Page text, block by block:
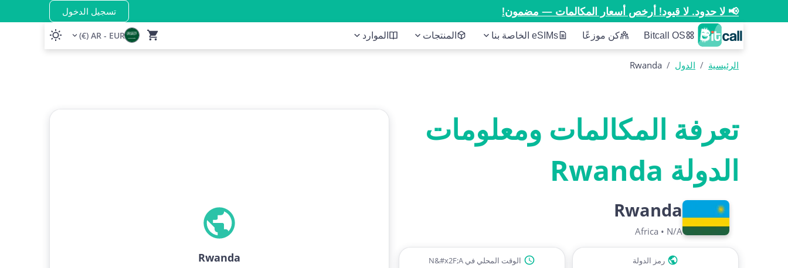
📢 لا حدود. لا قيود! أرخص أسعار المكالمات — مضمون! تسجيل الدخول
Bitcall OS كن موزعًا eSIMs الخاصة بنا المنتجات الموارد AR - EUR (€)
الرئيسية / الدول /
Rwanda
تعرفة المكالمات ومعلومات
الدولة Rwanda
Rwanda
Africa • N/A
رمز الدولة الوقت المحلي في N&#x2F;A Rwanda